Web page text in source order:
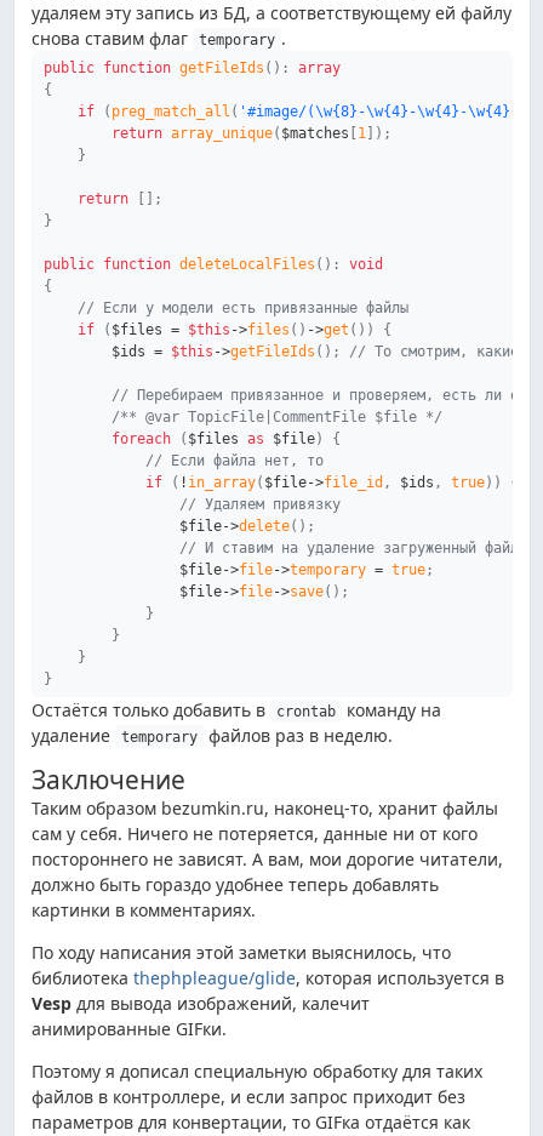
удаляем эту запись из БД, а соответствующему ей файлу
снова ставим флаг
temporary .
public function getFileIds ( ) :
array
{
if
( preg_match_all ( '#image/(\w{8}-\w{4}-\w{4}-\w{4}-
return array_unique( $matches 1 ) ;
}
return
;
}
public function deleteLocalFiles ( ) :
void
{
// Если у модели есть привязанные файлы
if
( $files = $this ->files ( ) ->get ( ) )
{
$ids = $this ->getFileIds ( ) ; // То смотрим, какие
// Перебираем привязанное и проверяем, есть ли оно
/** @var TopicFile|CommentFile $file */
foreach
( $files as $file)
{
// Если файла нет, то
if
( ! in_array( $file->file_id , $ids , true) )
{
// Удаляем привязку
$file->delete( ) ;
// И ставим на удаление загруженный файл
$file->file->temporary = true;
$file->file->save( ) ;
}
}
}
}
Остаётся только добавить в crontab
команду на
удаление
temporary файлов раз в неделю.
Заключение
Таким образом bezumkin.ru, наконец-то, хранит файлы
сам у себя. Ничего не потеряется, данные ни от кого
постороннего не зависят. А вам, мои дорогие читатели,
должно быть гораздо удобнее теперь добавлять
картинки в комментариях.
По ходу написания этой заметки выяснилось, что
библиотека thephpleague/glide, которая используется в
Vespдля вывода изображений, калечит
анимированные GIFки.
Поэтому я дописал специальную обработку для таких
файлов в контроллере, и если запрос приходит без
параметров для конвертации, то GIFка отдаётся как